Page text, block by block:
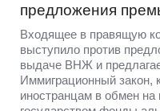
предложения
Входящее в правящую
выступило против
выдаче ВНЖ и
Иммиграционный закон,
иностранцам в обмен